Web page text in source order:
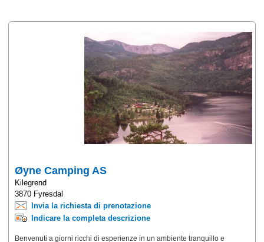
Øyne Camping AS
Kilegrend
3870 Fyresdal
Invia la richiesta di prenotazione
Indicare la completa descrizione
Benvenuti a giorni ricchi di esperienze in un ambiente tranquillo e